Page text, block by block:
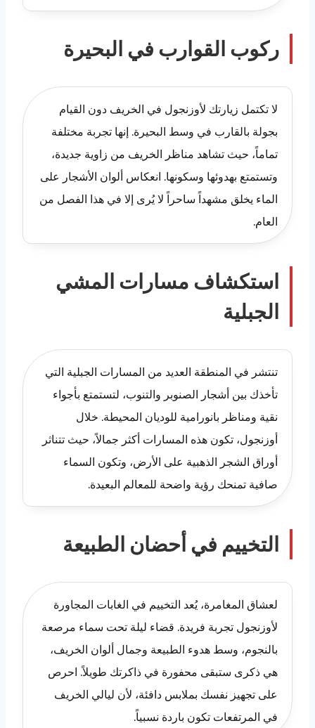
ركوب القوارب في البحيرة
لا تكتمل زيارتك لأوزنجول في الخريف دون القيام
بجولة بالقارب في وسط البحيرة. إنها تجربة مختلفة
تماماً، حيث تشاهد مناظر الخريف من زاوية جديدة،
وتستمتع بهدوئها وسكونها. انعكاس ألوان الأشجار على
الماء يخلق مشهداً ساحراً لا يُرى إلا في هذا الفصل من
العام.
استكشاف مسارات المشي
الجبلية
تنتشر في المنطقة العديد من المسارات الجبلية التي
تأخذك بين أشجار الصنوبر والتنوب، لتستمتع بأجواء
نقية ومناظر بانورامية للوديان المحيطة. خلال
أوزنجول، تكون هذه المسارات أكثر جمالاً، حيث تتناثر
أوراق الشجر الذهبية على الأرض، وتكون السماء
صافية تمنحك رؤية واضحة للمعالم البعيدة.
التخييم في أحضان الطبيعة
لعشاق المغامرة، يُعد التخييم في الغابات المجاورة
لأوزنجول تجربة فريدة. قضاء ليلة تحت سماء مرصعة
بالنجوم، وسط هدوء الطبيعة وجمال ألوان الخريف،
هي ذكرى ستبقى محفورة في ذاكرتك طويلاً. احرص
على تجهيز نفسك بملابس دافئة، لأن ليالي الخريف
في المرتفعات تكون باردة نسبياً.